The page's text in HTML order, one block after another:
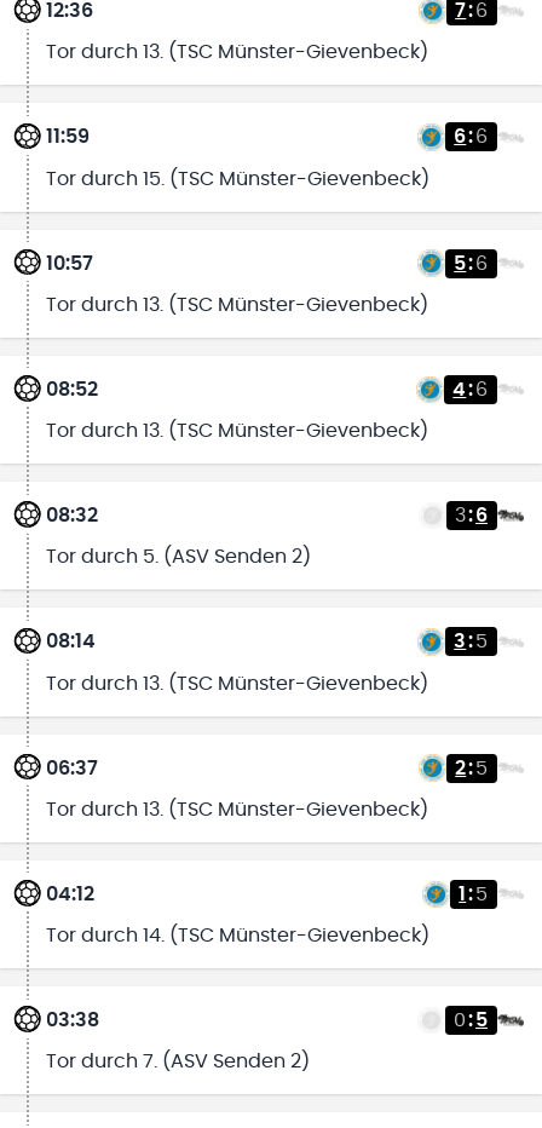
12:36 7:6
Tor durch 13. (TSC Münster-Gievenbeck)
11:59 6:6
Tor durch 15. (TSC Münster-Gievenbeck)
10:57 5:6
Tor durch 13. (TSC Münster-Gievenbeck)
08:52 4:6
Tor durch 13. (TSC Münster-Gievenbeck)
08:32 3:6
Tor durch 5. (ASV Senden 2)
08:14 3:5
Tor durch 13. (TSC Münster-Gievenbeck)
06:37 2:5
Tor durch 13. (TSC Münster-Gievenbeck)
04:12 1 :5
Tor durch 14. (TSC Münster-Gievenbeck)
03:38 0:5
Tor durch 7. (ASV Senden 2)